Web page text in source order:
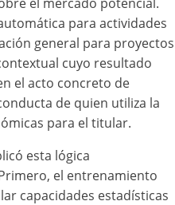
para actividades
general para proyectos
cuyo resultado
el acto concreto de
de quien utiliza la
para el titular.
esta lógica
el entrenamiento
capacidades estadísticas